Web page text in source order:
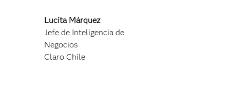
Lucita Márquez
Jefe de Inteligencia de
Negocios
Claro Chile